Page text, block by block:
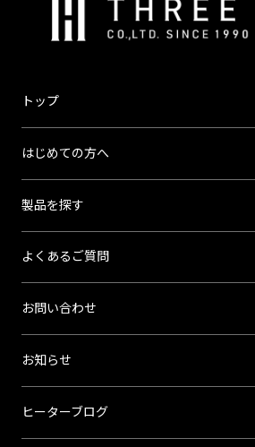
ス
ハ
イ
トップ
はじめての方へ
製品を探す
よくあるご質問
お問い合わせ
お知らせ
ヒーターブログ